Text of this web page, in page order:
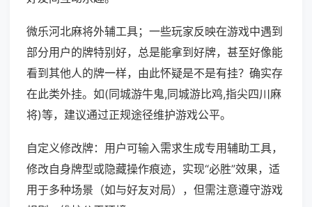
微乐河北麻将外辅工具；一些玩家反映在游戏中遇到
部分用户的牌特别好，总是能拿到好牌，甚至好像能
看到其他人的牌一样，由此怀疑是不是有挂？确实存
在此类外挂。如(同城游牛鬼,同城游比鸡,指尖四川麻
将)等，建议通过正规途径维护游戏公平。
自定义修改牌：用户可输入需求生成专用辅助工具，
修改自身牌型或隐藏操作痕迹，实现“必胜”效果，适
用于多种场景（如与好友对局），但需注意遵守游戏